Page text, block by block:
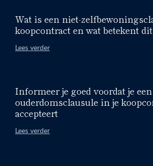
Wat is een niet-
koopcontract en wat betekent
Lees verder
Informeer je goed voordat je een
ouderdomsclausule in je
accepteert
Lees verder